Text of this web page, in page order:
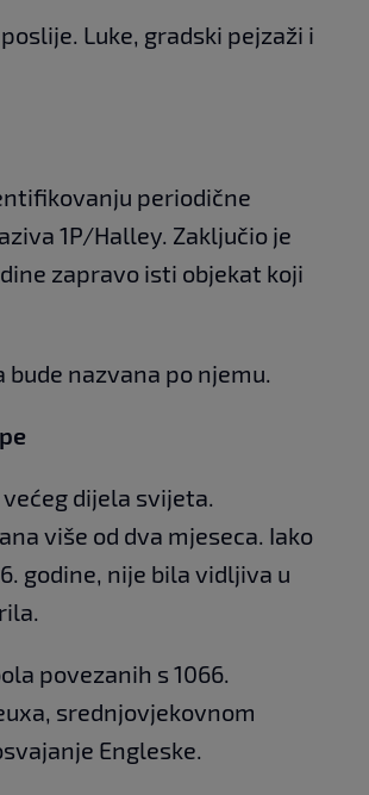
Luke, gradski pejzaži i
periodične
1P/Halley. Zaključio je
zapravo isti objekat koji
nazvana po njemu.
dijela svijeta.
više od dva mjeseca. Iako
godine, nije bila vidljiva u
povezanih s 1066.
srednjovjekovnom
Engleske.